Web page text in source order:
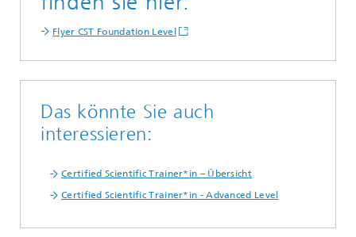
Flyer CST Foundation Level
Das könnte Sie auch
interessieren:
Certified Scientific Trainer*in – Übersicht
Certified Scientific Trainer*in - Advanced Level